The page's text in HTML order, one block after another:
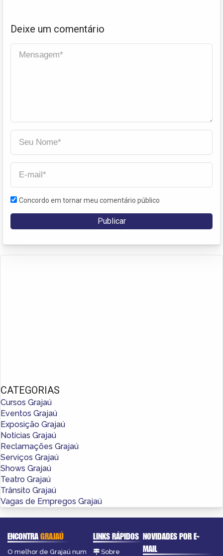
Deixe um comentário
Concordo em tornar meu comentário público
CATEGORIAS
Cursos Grajaú
Eventos Grajaú
Exposição Grajaú
Notícias Grajaú
Reclamações Grajaú
Serviços Grajaú
Shows Grajaú
Teatro Grajaú
Trânsito Grajaú
Vagas de Empregos Grajaú
ENCONTRAGRAJAÚ
O melhor de Grajaú num
LINKS RÁPIDOS
Sobre
NOVIDADES POR E-
MAIL